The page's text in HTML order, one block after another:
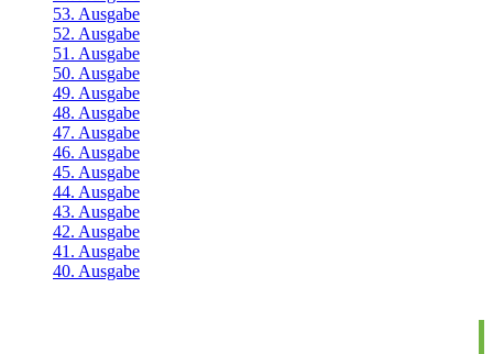
53. Ausgabe
52. Ausgabe
51. Ausgabe
50. Ausgabe
49. Ausgabe
48. Ausgabe
47. Ausgabe
46. Ausgabe
45. Ausgabe
44. Ausgabe
43. Ausgabe
42. Ausgabe
41. Ausgabe
40. Ausgabe